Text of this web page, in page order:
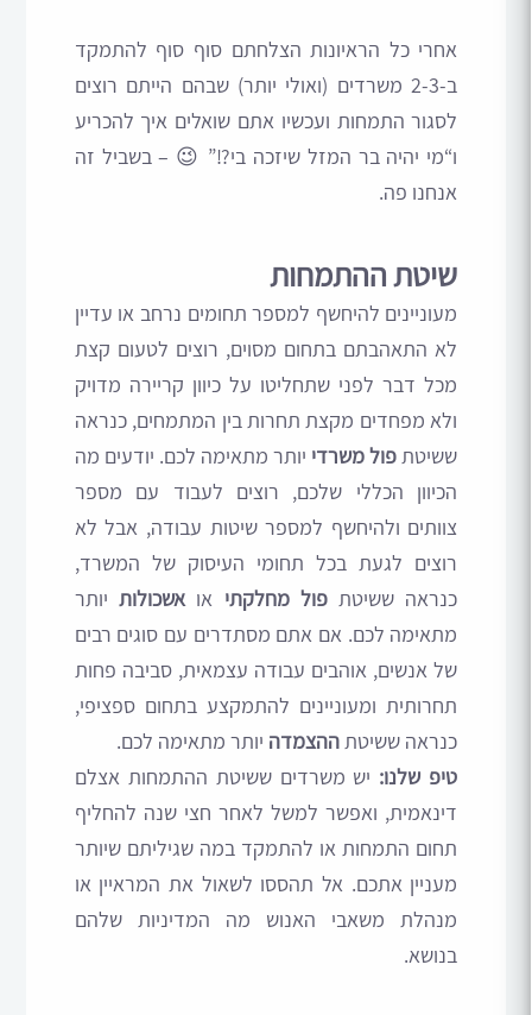
אחרי כל הראיונות הצלחתם סוף סוף להתמקד
ב-2-3 משרדים (ואולי יותר) שבהם הייתם רוצים
לסגור התמחות ועכשיו אתם שואלים איך להכריע
ו“מי יהיה בר המזל שיזכה בי?!” 😉 – בשביל זה
אנחנו פה.
שיטת ההתמחות
מעוניינים להיחשף למספר תחומים נרחב או עדיין
לא התאהבתם בתחום מסוים, רוצים לטעום קצת
מכל דבר לפני שתחליטו על כיוון קריירה מדויק
ולא מפחדים מקצת תחרות בין המתמחים, כנראה
ששיטתפול משרדייותר מתאימה לכם. יודעים מה
הכיוון הכללי שלכם, רוצים לעבוד עם מספר
צוותים ולהיחשף למספר שיטות עבודה, אבל לא
רוצים לגעת בכל תחומי העיסוק של המשרד,
כנראה ששיטת פול מחלקתי או אשכולותיותר
מתאימה לכם. אם אתם מסתדרים עם סוגים רבים
של אנשים, אוהבים עבודה עצמאית, סביבה פחות
תחרותית ומעוניינים להתמקצע בתחום ספציפי,
כנראה ששיטתההצמדהיותר מתאימה לכם.
טיפ שלנו:יש משרדים ששיטת ההתמחות אצלם
דינאמית, ואפשר למשל לאחר חצי שנה להחליף
תחום התמחות או להתמקד במה שגיליתם שיותר
מעניין אתכם. אל תהססו לשאול את המראיין או
מנהלת משאבי האנוש מה המדיניות שלהם
בנושא.